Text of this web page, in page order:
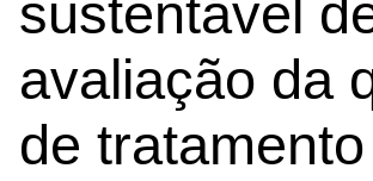
sustentável
avaliação da
de